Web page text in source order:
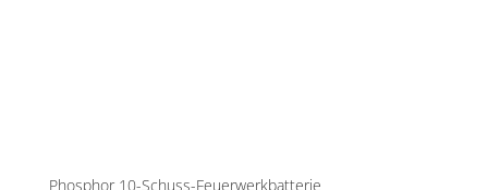
Phosphor 10-Schuss-Feuerwerkbatterie